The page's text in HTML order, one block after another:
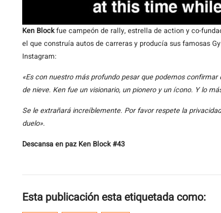
Ken Blockfue campeón de rally, estrella de action y co-
el que construía autos de carreras y producía sus famosas
Instagram:
«Es con nuestro más profundo pesar que podemos
de nieve. Ken fue un visionario, un pionero y un ícono. Y lo
Se le extrañará increíblemente. Por favor respete la
duelo».
Descansa en paz Ken Block #43
Esta publicación esta etiquetada como: